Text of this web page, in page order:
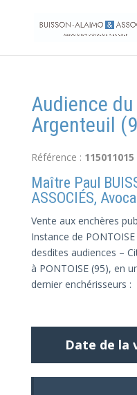
Audience
Argenteuil
Référence : 115011015
Maître Paul
ASSOCIÉS,
Vente aux enchères
Instance de
desdites audiences –
à PONTOISE (95), en
dernier enchérisseurs :
Date de la